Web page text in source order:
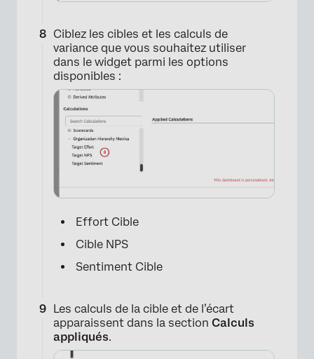
Ciblez les cibles et les calculs de
variance que vous souhaitez utiliser
dans le widget parmi les options
disponibles :
Effort Cible
Cible NPS
Sentiment Cible
Les calculs de la cible et de l’écart
apparaissent dans la section Calculs
appliqués.